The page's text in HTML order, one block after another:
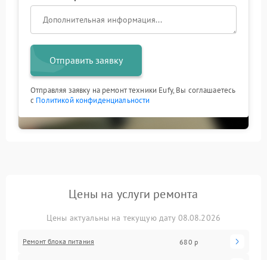
Отправить заявку
Отправляя заявку на ремонт техники Eufy, Вы соглашаетесь
с Политикой конфиденциальности
Цены на услуги ремонта
Цены актуальны на текущую дату 08.08.2026
Ремонт блока питания 680 р